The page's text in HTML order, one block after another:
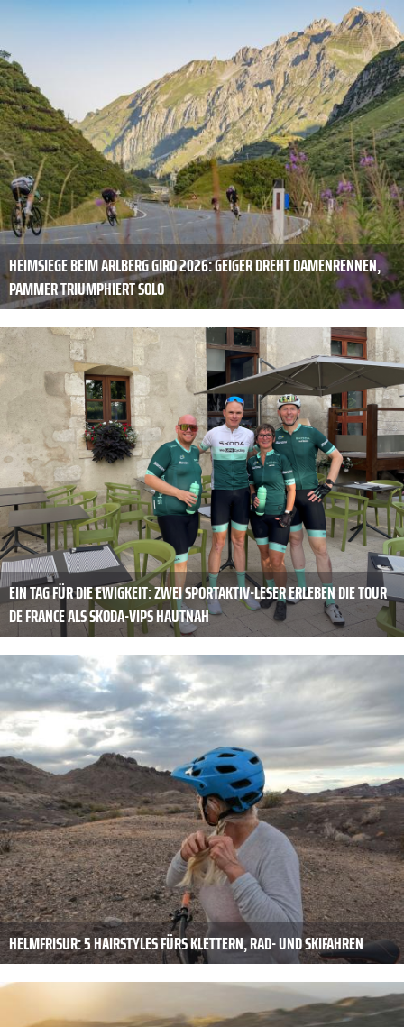
HEIMSIEGE BEIM ARLBERG GIRO 2026: GEIGER DREHT DAMENRENNEN,
PAMMER TRIUMPHIERT SOLO
EIN TAG FÜR DIE EWIGKEIT: ZWEI SPORTAKTIV-LESER ERLEBEN DIE TOUR
DE FRANCE ALS SKODA-VIPS HAUTNAH
HELMFRISUR: 5 HAIRSTYLES FÜRS KLETTERN, RAD- UND SKIFAHREN